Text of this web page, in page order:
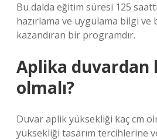
Bu dalda eğitim süresi 125
hazırlama ve uygulama bilgi ve
kazandıran bir programdır.
Aplika duvardan
olmalı?
Duvar aplik yüksekliği kaç cm
yüksekliği tasarım tercihlerine